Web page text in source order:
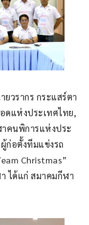
วรากร กระแสร์ตา
แห่งประเทศไทย,
าคนพิการแห่งประ
ก่อตั้งทีมแข่งรถ
Christmas”
ได้แก่ สมาคมกีฬา